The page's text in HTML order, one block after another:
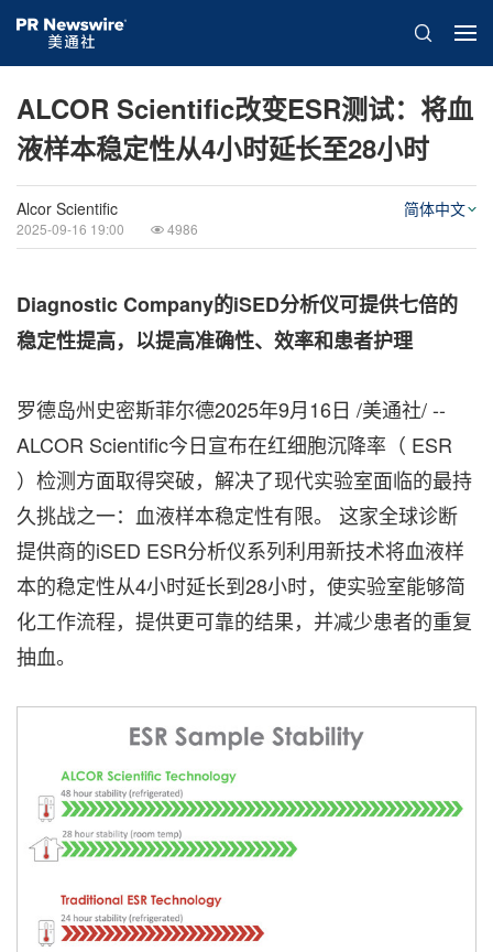
ALCOR Scientific改变ESR测试：将血
液样本稳定性从4小时延长至28小时
Alcor Scientific
2025-09-16 19:00 4986
简体中文
Diagnostic Company的iSED分析仪可提供七倍的
稳定性提高，以提高准确性、效率和患者护理
罗德岛州史密斯菲尔德2025年9月16日 /美通社/ --
ALCOR Scientific今日宣布在红细胞沉降率（ ESR
）检测方面取得突破，解决了现代实验室面临的最持
久挑战之一：血液样本稳定性有限。 这家全球诊断
提供商的iSED ESR分析仪系列利用新技术将血液样
本的稳定性从4小时延长到28小时，使实验室能够简
化工作流程，提供更可靠的结果，并减少患者的重复
抽血。